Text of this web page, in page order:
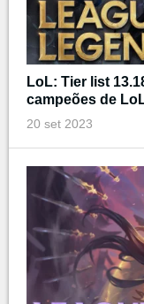
LoL: Tier list
campeões de
20 set 2023